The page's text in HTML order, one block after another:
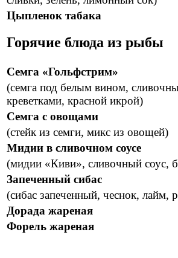
Цыпленок табака
Горячие блюда из рыбы
Семга «Гольфстрим»
(семга под белым вином,
креветками, красной икрой)
Семга с овощами
(стейк из семги, микс из овощей)
Мидии в сливочном соусе
(мидии «Киви», сливочный соус,
Запеченный сибас
(сибас запеченный, чеснок, лайм,
Дорада жареная
Форель жареная